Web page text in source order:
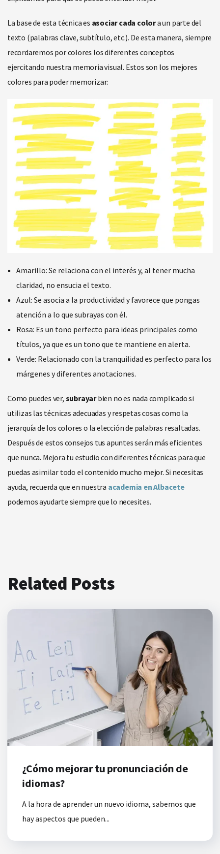
La base de esta técnica es asociar cada colora un parte del
texto (palabras clave, subtítulo, etc.). De esta manera, siempre
recordaremos por colores los diferentes conceptos
ejercitando nuestra memoria visual. Estos son los mejores
colores para poder memorizar:
Amarillo: Se relaciona con el interés y, al tener mucha
claridad, no ensucia el texto.
Azul: Se asocia a la productividad y favorece que pongas
atención a lo que subrayas con él.
Rosa: Es un tono perfecto para ideas principales como
títulos, ya que es un tono que te mantiene en alerta.
Verde: Relacionado con la tranquilidad es perfecto para los
márgenes y diferentes anotaciones.
Como puedes ver, subrayarbien no es nada complicado si
utilizas las técnicas adecuadas y respetas cosas como la
jerarquía de los colores o la elección de palabras resaltadas.
Después de estos consejos tus apuntes serán más eficientes
que nunca. Mejora tu estudio con diferentes técnicas para que
puedas asimilar todo el contenido mucho mejor. Si necesitas
ayuda, recuerda que en nuestra academia en Albacete
podemos ayudarte siempre que lo necesites.
Related Posts
¿Cómo mejorar tu pronunciación de
idiomas?
A la hora de aprender un nuevo idioma, sabemos que
hay aspectos que pueden...